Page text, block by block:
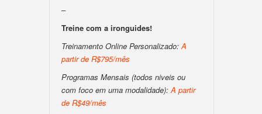
–
Treine com a ironguides!
Treinamento Online Personalizado:A
partir de R$795/mês
Programas Mensais (todos niveis ou
com foco em uma modalidade):A partir
de R$49/mês